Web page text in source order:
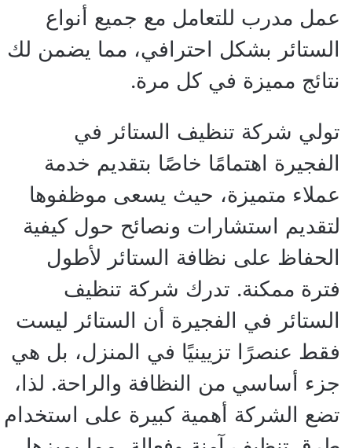
عمل مدرب للتعامل مع جميع أنواع
الستائر بشكل احترافي، مما يضمن لك
نتائج مميزة في كل مرة.
تولي شركة تنظيف الستائر في
الفجيرة اهتمامًا خاصًا بتقديم خدمة
عملاء متميزة، حيث يسعى موظفوها
لتقديم استشارات ونصائح حول كيفية
الحفاظ على نظافة الستائر لأطول
فترة ممكنة. تدرك شركة تنظيف
الستائر في الفجيرة أن الستائر ليست
فقط عنصرًا تزيينيًا في المنزل، بل هي
جزء أساسي من النظافة والراحة. لذا،
تضع الشركة أهمية كبيرة على استخدام